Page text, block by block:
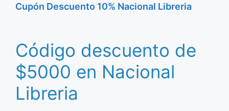
Cupón Descuento 10% Nacional Libreria
Código descuento de
$5000 en Nacional
Libreria